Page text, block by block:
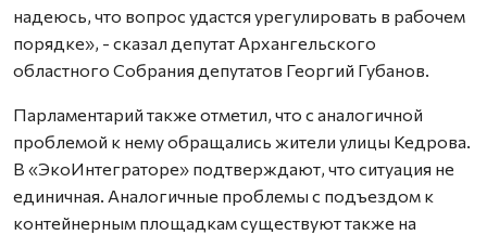
надеюсь, что вопрос удастся урегулировать в рабочем
порядке», - сказал депутат Архангельского
областного Собрания депутатов Георгий Губанов.
Парламентарий также отметил, что с аналогичной
проблемой к нему обращались жители улицы Кедрова.
В «ЭкоИнтеграторе» подтверждают, что ситуация не
единичная. Аналогичные проблемы с подъездом к
контейнерным площадкам существуют также на